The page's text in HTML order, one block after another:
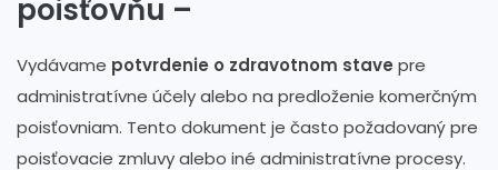
poisťovňu –
Vydávame potvrdenie o zdravotnom stave pre
administratívne účely alebo na predloženie komerčným
poisťovniam. Tento dokument je často požadovaný pre
poisťovacie zmluvy alebo iné administratívne procesy.